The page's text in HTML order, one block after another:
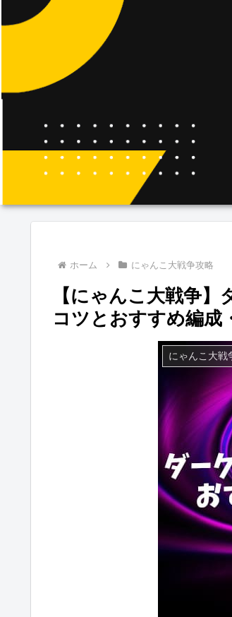
ホーム にゃんこ大戦争攻略
【にゃんこ大戦争
コツとおすすめ編成
にゃんこ大戦